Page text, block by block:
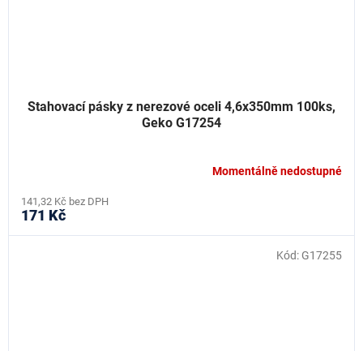
Stahovací pásky z nerezové oceli 4,6x350mm 100ks,
Geko G17254
Momentálně nedostupné
141,32 Kč bez DPH
171 Kč
Kód: G17255